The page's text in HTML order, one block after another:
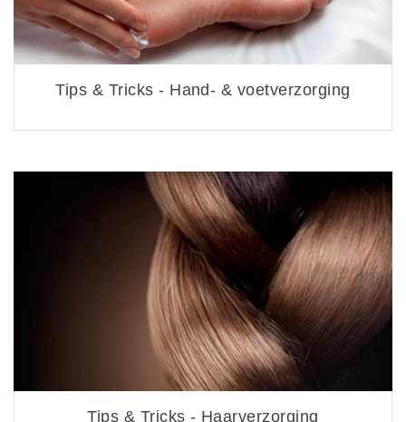
Tips & Tricks - Hand- & voetverzorging
Tips & Tricks - Haarverzorging